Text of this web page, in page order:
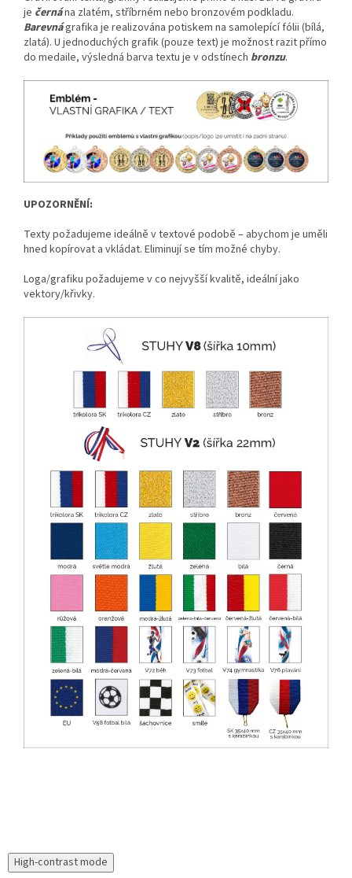
je černána zlatém, stříbrném nebo bronzovém podkladu.
Barevnágrafika je realizována potiskem na samolepící fólii (bílá,
zlatá). U jednoduchých grafik (pouze text) je možnost razit přímo
do medaile, výsledná barva textu je v odstínech bronzu.
UPOZORNĚNÍ:
Texty požadujeme ideálně v textové podobě – abychom je uměli
hned kopírovat a vkládat. Eliminují se tím možné chyby.
Loga/grafiku požadujeme v co nejvyšší kvalitě, ideální jako
vektory/křivky.
High-contrast mode